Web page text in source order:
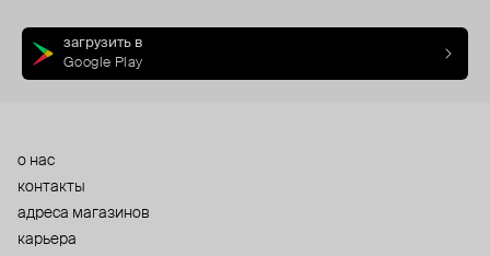
загрузить в
Google Play
о нас
контакты
адреса магазинов
карьера